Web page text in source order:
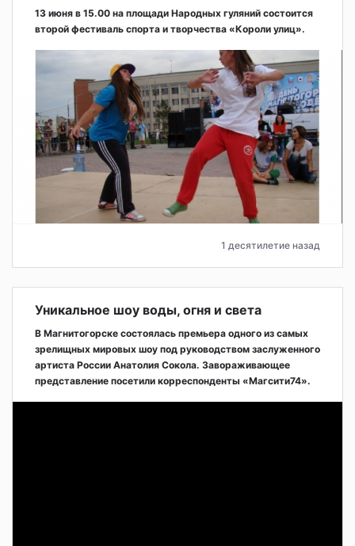
13 июня в 15.00 на площади Народных гуляний состоится
второй фестиваль спорта и творчества «Короли улиц».
1 десятилетие назад
Уникальное шоу воды, огня и света
В Магнитогорске состоялась премьера одного из самых
зрелищных мировых шоу под руководством заслуженного
артиста России Анатолия Сокола. Завораживающее
представление посетили корреспонденты «Магсити74».